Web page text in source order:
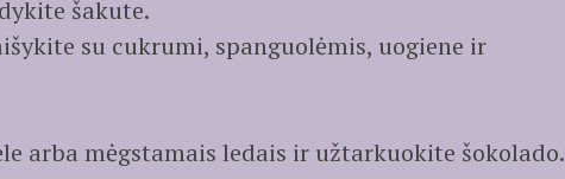
šakute.
su cukrumi, spanguolėmis, uogiene ir
arba mėgstamais ledais ir užtarkuokite šokolado.